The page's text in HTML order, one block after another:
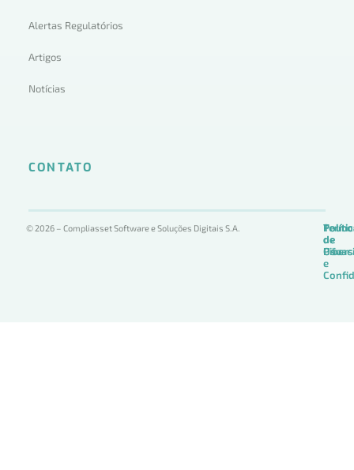
Alertas Regulatórios
Artigos
Notícias
CONTATO
© 2026 – Compliasset Software e Soluções Digitais S.A.
de
Uso
de
de
e